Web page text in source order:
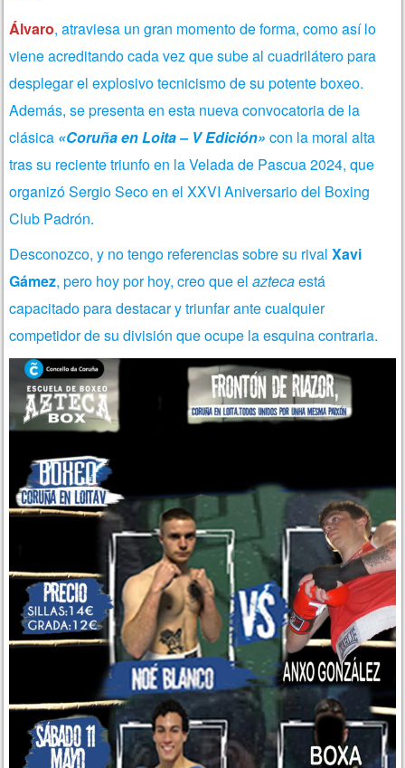
Álvaro, atraviesa un gran momento de forma, como así lo
viene acreditando cada vez que sube al cuadrilátero para
desplegar el explosivo tecnicismo de su potente boxeo.
Además, se presenta en esta nueva convocatoria de la
clásica «Coruña en Loita – V Edición» con la moral alta
tras su reciente triunfo en la Velada de Pascua 2024, que
organizó Sergio Seco en el XXVI Aniversario del Boxing
Club Padrón.
Desconozco, y no tengo referencias sobre su rivalXavi
Gámez, pero hoy por hoy, creo que elaztecaestá
capacitado para destacar y triunfar ante cualquier
competidor de su división que ocupe la esquina contraria.